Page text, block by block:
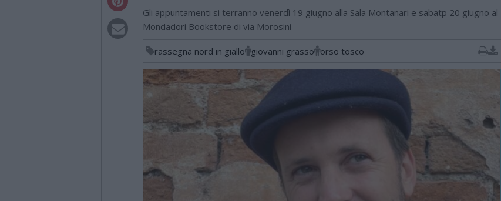
Gli appuntamenti si terranno venerdì 19 giugno alla Sala Montanari e sabatp 20 giugno al
Mondadori Bookstore di via Morosini
rassegna nord in giallo giovanni grasso orso tosco